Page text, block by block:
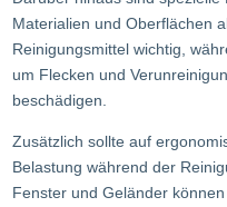
Materialien und Oberflächen
Reinigungsmittel wichtig,
um Flecken und
beschädigen.
Zusätzlich sollte auf
Belastung während der
Fenster und Geländer